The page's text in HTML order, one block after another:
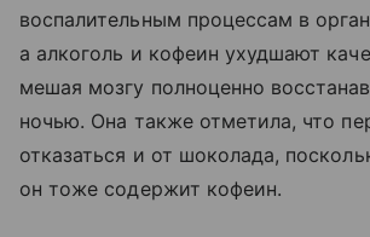
воспалительным процессам в
а алкоголь и кофеин ухудшают
мешая мозгу полноценно
ночью. Она также отметила, что
отказаться и от шоколада,
он тоже содержит кофеин.